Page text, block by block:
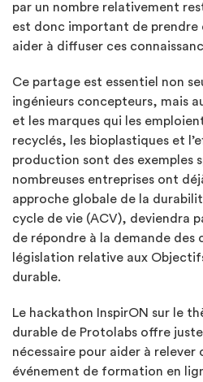
par un nombre relativement
est donc important de prendre
aider à diffuser ces
Ce partage est essentiel non
ingénieurs concepteurs, mais
et les marques qui les
recyclés, les bioplastiques et
production sont des exemples
nombreuses entreprises ont
approche globale de la
cycle de vie (ACV), deviendra
de répondre à la demande des
législation relative aux
durable.
Le hackathon InspirON sur le
durable de Protolabs offre
nécessaire pour aider à relever
événement de formation en